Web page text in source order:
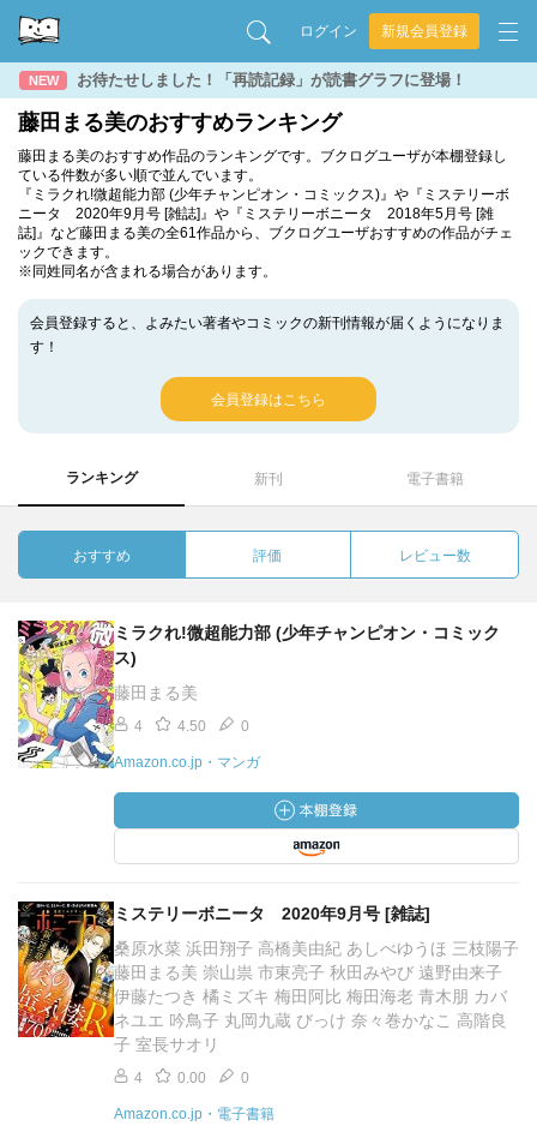
ログイン 新規会員登録
NEW お待たせしました！「再読記録」が読書グラフに登場！
藤田まる美のおすすめランキング
藤田まる美のおすすめ作品のランキングです。ブクログユーザが本棚登録し
ている件数が多い順で並んでいます。
『ミラクれ!微超能力部 (少年チャンピオン・コミックス)』や『ミステリーボ
ニータ 2020年9月号 [雑誌]』や『ミステリーボニータ 2018年5月号 [雑
誌]』など藤田まる美の全61作品から、ブクログユーザおすすめの作品がチェ
ックできます。
※同姓同名が含まれる場合があります。
会員登録すると、よみたい著者やコミックの新刊情報が届くようになりま
す！
会員登録はこちら
ランキング 新刊 電子書籍
おすすめ 評価 レビュー数
ミラクれ!微超能力部 (少年チャンピオン・コミック
ス)
藤田まる美
4 4.50 0
Amazon.co.jp・マンガ
ミステリーボニータ 2020年9月号 [雑誌]
桑原水菜 浜田翔子 高橋美由紀 あしべゆうほ 三枝陽子
藤田まる美 崇山祟 市東亮子 秋田みやび 遠野由来子
伊藤たつき 橘ミズキ 梅田阿比 梅田海老 青木朋 カバ
ネユエ 吟鳥子 丸岡九蔵 びっけ 奈々巻かなこ 高階良
子 室長サオリ
4 0.00 0
Amazon.co.jp・電子書籍